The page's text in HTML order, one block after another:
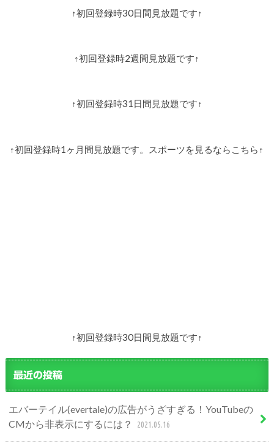
↑初回登録時30日間見放題です↑
↑初回登録時2週間見放題です↑
↑初回登録時31日間見放題です↑
↑初回登録時1ヶ月間見放題です。スポーツを見るならこちら↑
↑初回登録時30日間見放題です↑
最近の投稿
エバーテイル(evertale)の広告がうざすぎる！YouTubeの
CMから非表示にするには？
2021.05.16